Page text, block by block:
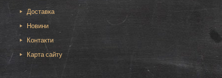
Доставка
Новини
Контакти
Карта сайту